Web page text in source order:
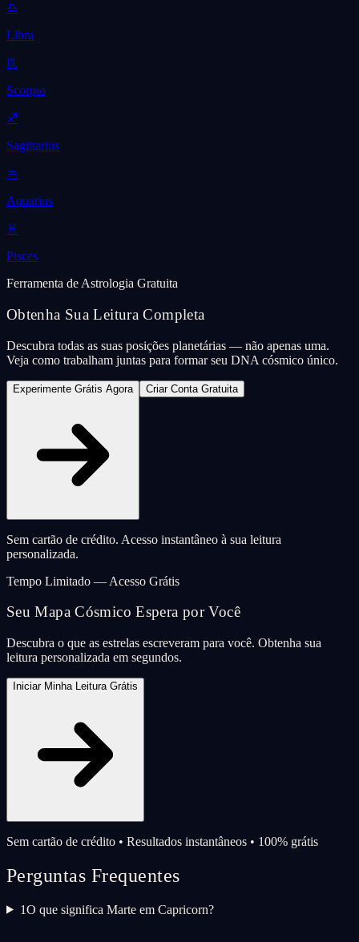
♎
Libra
♏
Scorpio
♐
Sagittarius
♒
Aquarius
♓
Pisces
Ferramenta de Astrologia Gratuita
Obtenha Sua Leitura Completa
Descubra todas as suas posições planetárias — não apenas uma.
Veja como trabalham juntas para formar seu DNA cósmico único.
Experimente Grátis Agora Criar Conta Gratuita
Sem cartão de crédito. Acesso instantâneo à sua leitura
personalizada.
Tempo Limitado — Acesso Grátis
Seu Mapa Cósmico Espera por Você
Descubra o que as estrelas escreveram para você. Obtenha sua
leitura personalizada em segundos.
Iniciar Minha Leitura Grátis
Sem cartão de crédito • Resultados instantâneos • 100% grátis
Perguntas Frequentes
1O que significa Marte em Capricorn?